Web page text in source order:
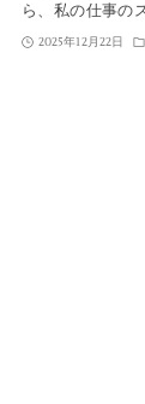
ら、私の仕事の
2025年12月22日